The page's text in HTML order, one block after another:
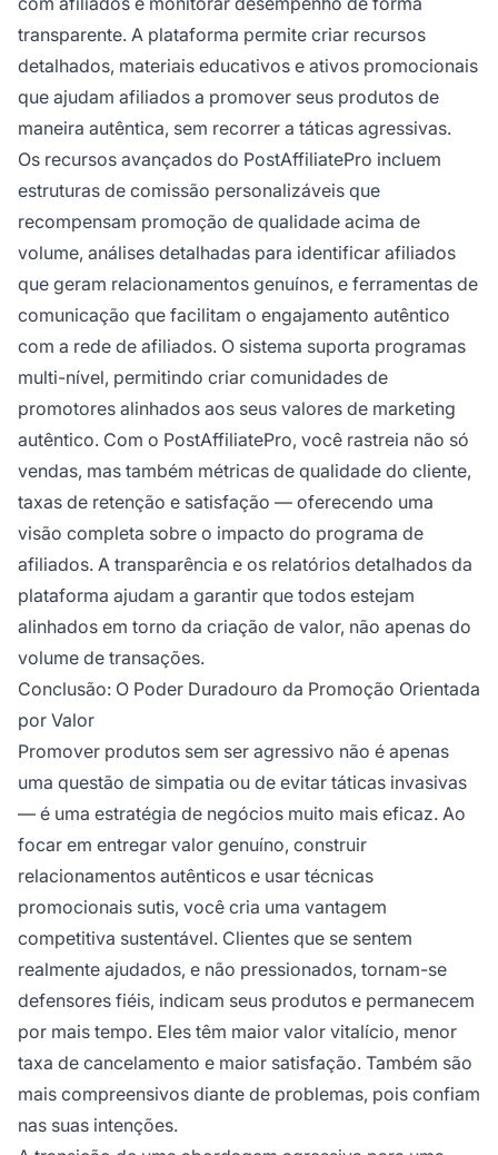
transparente. A plataforma permite criar recursos
detalhados, materiais educativos e ativos promocionais
que ajudam afiliados a promover seus produtos de
maneira autêntica, sem recorrer a táticas agressivas.
Os recursos avançados do PostAffiliatePro incluem
estruturas de comissão personalizáveis que
recompensam promoção de qualidade acima de
volume, análises detalhadas para identificar afiliados
que geram relacionamentos genuínos, e ferramentas de
comunicação que facilitam o engajamento autêntico
com a rede de afiliados. O sistema suporta programas
multi-nível, permitindo criar comunidades de
promotores alinhados aos seus valores de marketing
autêntico. Com o PostAffiliatePro, você rastreia não só
vendas, mas também métricas de qualidade do cliente,
taxas de retenção e satisfação — oferecendo uma
visão completa sobre o impacto do programa de
afiliados. A transparência e os relatórios detalhados da
plataforma ajudam a garantir que todos estejam
alinhados em torno da criação de valor, não apenas do
volume de transações.
Conclusão: O Poder Duradouro da Promoção Orientada
por Valor
Promover produtos sem ser agressivo não é apenas
uma questão de simpatia ou de evitar táticas invasivas
— é uma estratégia de negócios muito mais eficaz. Ao
focar em entregar valor genuíno, construir
relacionamentos autênticos e usar técnicas
promocionais sutis, você cria uma vantagem
competitiva sustentável. Clientes que se sentem
realmente ajudados, e não pressionados, tornam-se
defensores fiéis, indicam seus produtos e permanecem
por mais tempo. Eles têm maior valor vitalício, menor
taxa de cancelamento e maior satisfação. Também são
mais compreensivos diante de problemas, pois confiam
nas suas intenções.